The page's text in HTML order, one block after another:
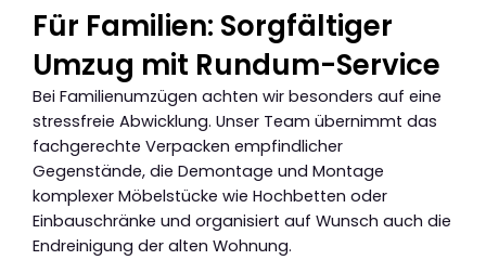
Für Familien: Sorgfältiger
Umzug mit Rundum-Service
Bei Familienumzügen achten wir besonders auf eine
stressfreie Abwicklung. Unser Team übernimmt das
fachgerechte Verpacken empfindlicher
Gegenstände, die Demontage und Montage
komplexer Möbelstücke wie Hochbetten oder
Einbauschränke und organisiert auf Wunsch auch die
Endreinigung der alten Wohnung.